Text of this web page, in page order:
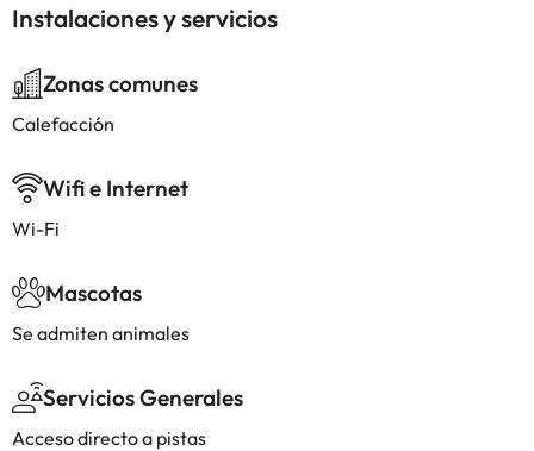
Instalaciones y servicios
Zonas comunes
Calefacción
Wifi e Internet
Wi-Fi
Mascotas
Se admiten animales
Servicios Generales
Acceso directo a pistas